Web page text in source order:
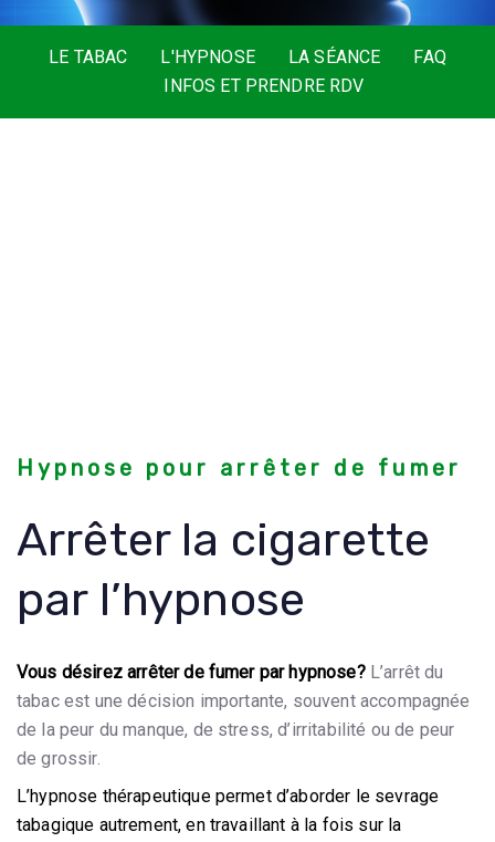
LE TABAC L'HYPNOSE LA SÉANCE
FAQ
INFOS ET PRENDRE RDV
Hypnose pour arrêter de fumer
Arrêter la cigarette
par l’hypnose
Vous désirez arrêter de fumer par hypnose?L’arrêt du
tabac est une décision importante, souvent accompagnée
de la peur du manque, de stress, d’irritabilité ou de peur
de grossir.
L’hypnose thérapeutique permet d’aborder le sevrage
tabagique autrement, en travaillant à la fois sur la